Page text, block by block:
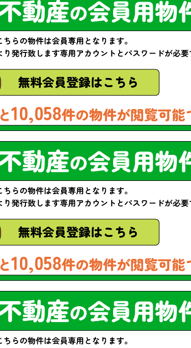
10,058件の物件が閲覧可能
10,058件の物件が閲覧可能